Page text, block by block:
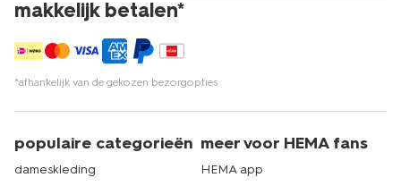
makkelijk betalen*
*afhankelijk van de gekozen bezorgopties
populaire categorieën
dameskleding
meer voor HEMA fans
HEMA app